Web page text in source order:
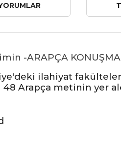
-ARAPÇA KONUŞMA
ilahiyat
48 Arapça metinin yer